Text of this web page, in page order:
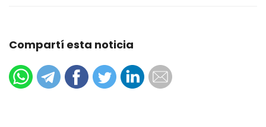
Compartí esta noticia